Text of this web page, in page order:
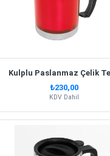
₺230,00
KDV Dahil